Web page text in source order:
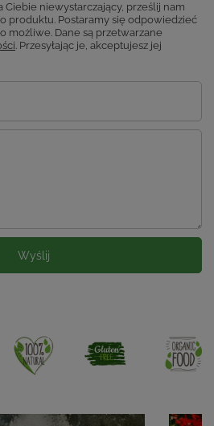
Ciebie niewystarczający, prześlij nam
produktu. Postaramy się odpowiedzieć
możliwe. Dane są przetwarzane
. Przesyłając je, akceptujesz jej
Wyślij